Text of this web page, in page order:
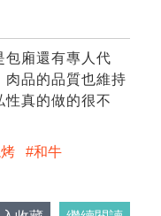
包廂還有專人代
肉品的品質也維持
性真的做的很不
和牛